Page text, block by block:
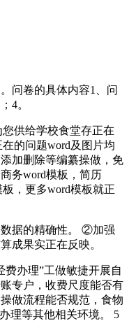
卷的具体内容1、问
4。
供给学校食堂存正在
的问题word及图片均
加删除等编纂操做，免
务word模板，简历
，更多word模板就正
据的精确性。 ②加强
成果实正在反映。
办理”工做敏捷开展自
专户，收费尺度能否有
做流程能否规范，食物
理等其他相关环境。 5